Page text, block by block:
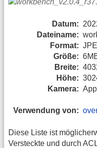
Datum:
Dateiname:
Format:
Größe:
Breite:
Höhe:
Kamera:
Verwendung von:
Diese Liste ist
Versteckte und durch